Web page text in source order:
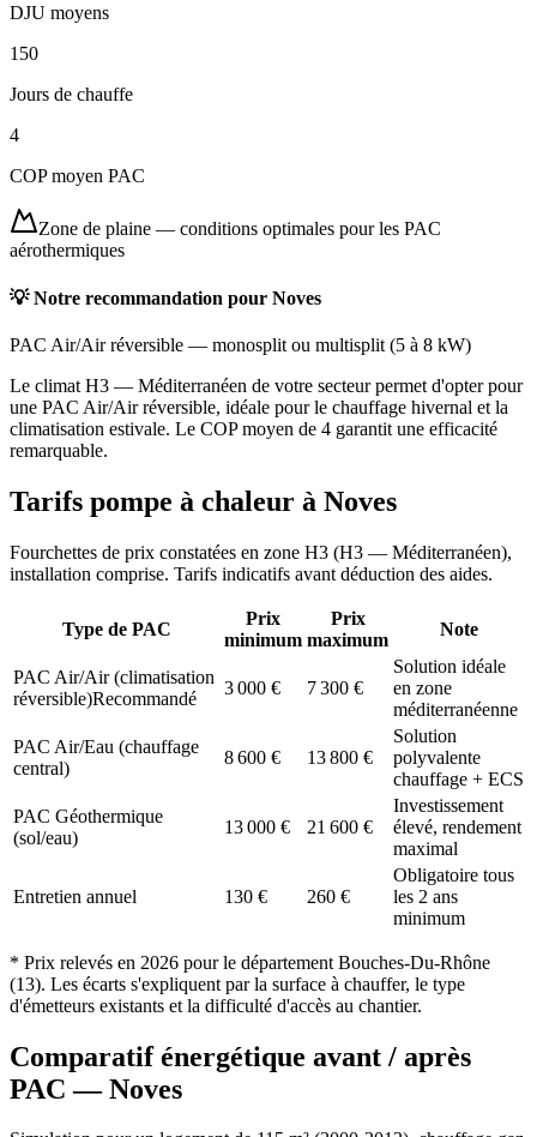
DJU moyens
150
Jours de chauffe
4
COP moyen PAC
Zone de plaine — conditions optimales pour les PAC
aérothermiques
💡 Notre recommandation pour Noves
PAC Air/Air réversible — monosplit ou multisplit (5 à 8 kW)
Le climat H3 — Méditerranéen de votre secteur permet d'opter pour
une PAC Air/Air réversible, idéale pour le chauffage hivernal et la
climatisation estivale. Le COP moyen de 4 garantit une efficacité
remarquable.
Tarifs pompe à chaleur à Noves
Fourchettes de prix constatées en zone H3 (H3 — Méditerranéen),
installation comprise. Tarifs indicatifs avant déduction des aides.
Type de PAC
Prix
minimum
Prix
maximum
Note
PAC Air/Air (climatisation
réversible)Recommandé
3 000 € 7 300 €
Solution idéale
en zone
méditerranéenne
PAC Air/Eau (chauffage
central)
8 600 € 13 800 €
Solution
polyvalente
chauffage + ECS
PAC Géothermique
(sol/eau)
13 000 € 21 600 €
Investissement
élevé, rendement
maximal
Entretien annuel 130 € 260 €
Obligatoire tous
les 2 ans
minimum
* Prix relevés en 2026 pour le département Bouches-Du-Rhône
(13). Les écarts s'expliquent par la surface à chauffer, le type
d'émetteurs existants et la difficulté d'accès au chantier.
Comparatif énergétique avant / après
PAC —Noves